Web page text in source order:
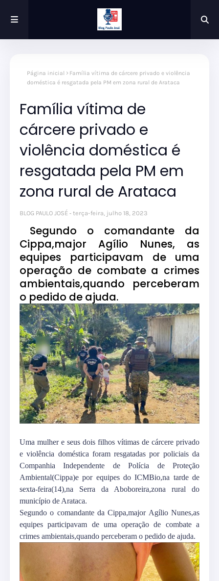
Página inicial
Família vítima de cárcere privado e violência
doméstica é resgatada pela PM em zona rural de Arataca
Família vítima de
cárcere privado e
violência doméstica é
resgatada pela PM em
zona rural de Arataca
BLOG PAULO JOSÉ terça-feira, julho 18, 2023
Segundo o comandante da
Cippa,major Agílio Nunes, as
equipes participavam de uma
operação de combate a crimes
ambientais,quando perceberam
o pedido de ajuda.
Uma mulher e seus dois filhos vítimas de cárcere privado
e violência doméstica foram resgatadas por policiais da
Companhia Independente de Polícia de Proteção
Ambiental(Cippa)e por equipes do ICMBio,na tarde de
sexta-feira(14),na Serra da Aboboreira,zona rural do
município de Arataca.
Segundo o comandante da Cippa,major Agílio Nunes,as
equipes participavam de uma operação de combate a
crimes ambientais,quando perceberam o pedido de ajuda.